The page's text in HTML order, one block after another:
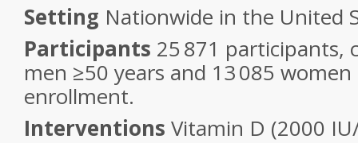
Setting Nationwide in the United
Participants 25 871 participants,
men ≥50 years and 13 085
enrollment.
Interventions Vitamin D (2000